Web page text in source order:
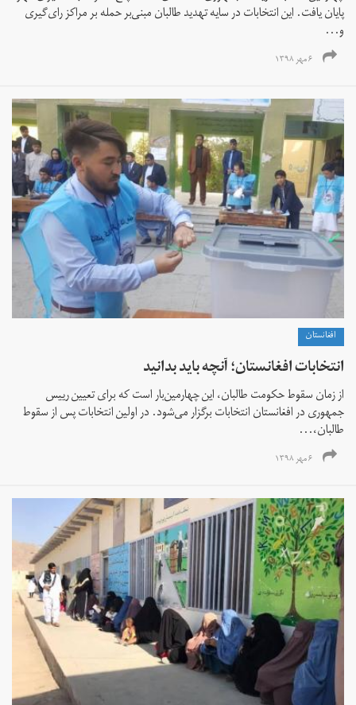
پایان یافت. این انتخابات در سایه تهدید طالبان مبنی‌بر حمله بر مراکز رای‌گیری
و...
۶ مهر ۱۳۹۸
افغانستان
انتخابات افغانستان؛ آنچه باید بدانید
از زمان سقوط حکومت طالبان، این چهارمین‌بار است که برای تعیین رییس‌
جمهوری در افغانستان انتخابات برگزار می‌شود. در اولین انتخابات پس از سقوط
طالبان،...
۶ مهر ۱۳۹۸